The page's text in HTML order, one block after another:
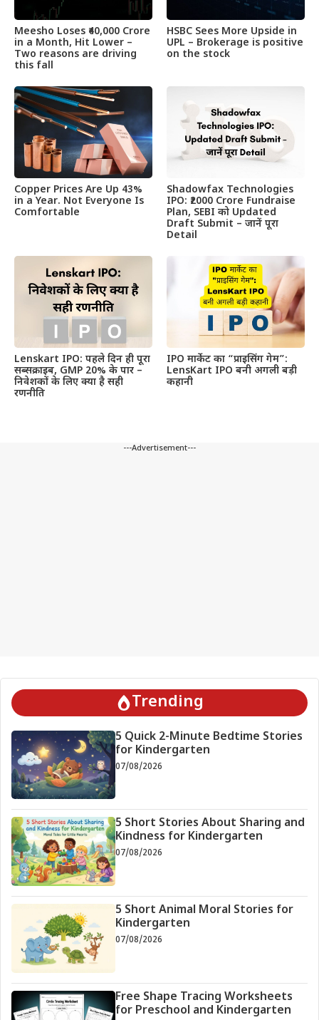
Meesho Loses ₹40,000 Crore
in a Month, Hit Lower –
Two reasons are driving
this fall
HSBC Sees More Upside in
UPL – Brokerage is positive
on the stock
Copper Prices Are Up 43%
in a Year. Not Everyone Is
Comfortable
Shadowfax Technologies
IPO: ₹2000 Crore Fundraise
Plan, SEBI को Updated
Draft Submit – जानें पूरा
Detail
Lenskart IPO: पहले दिन ही पूरा
सब्सक्राइब, GMP 20% के पार –
निवेशकों के लिए क्या है सही
रणनीति
IPO मार्केट का “प्राइसिंग गेम”:
LensKart IPO बनी अगली बड़ी
कहानी
---Advertisement---
Trending
5 Quick 2-Minute Bedtime Stories
for Kindergarten
07/08/2026
5 Short Stories About Sharing and
Kindness for Kindergarten
07/08/2026
5 Short Animal Moral Stories for
Kindergarten
07/08/2026
Free Shape Tracing Worksheets
for Preschool and Kindergarten